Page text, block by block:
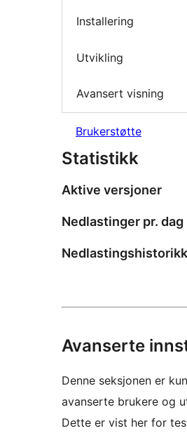
Installering
Utvikling
Avansert visning
Brukerstøtte
Statistikk
Aktive versjoner
Nedlastinger pr. dag
Nedlastingshistorikk
Avanserte
Denne seksjonen er
avanserte brukere og
Dette er vist her for